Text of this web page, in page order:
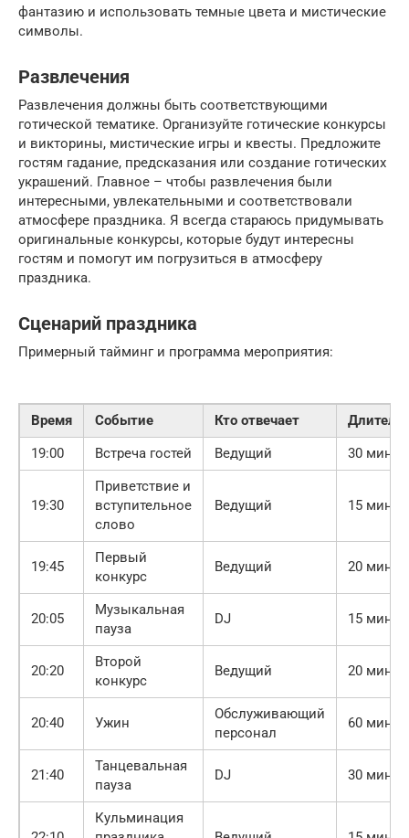
фантазию и использовать темные цвета и мистические
символы.
Развлечения
Развлечения должны быть соответствующими
готической тематике. Организуйте готические конкурсы
и викторины, мистические игры и квесты. Предложите
гостям гадание, предсказания или создание готических
украшений. Главное – чтобы развлечения были
интересными, увлекательными и соответствовали
атмосфере праздника. Я всегда стараюсь придумывать
оригинальные конкурсы, которые будут интересны
гостям и помогут им погрузиться в атмосферу
праздника.
Сценарий праздника
Примерный тайминг и программа мероприятия:
Время Событие Кто отвечает
19:00
Встреча гостей Ведущий 30 минут
19:30
Приветствие и
вступительное
слово
Ведущий 15 минут
19:45
Первый
конкурс
Ведущий 20 минут
20:05
Музыкальная
пауза
DJ 15 минут
20:20
Второй
конкурс
Ведущий 20 минут
20:40 Ужин
Обслуживающий
персонал
60 минут
21:40
Танцевальная
пауза
DJ 30 минут
Кульминация